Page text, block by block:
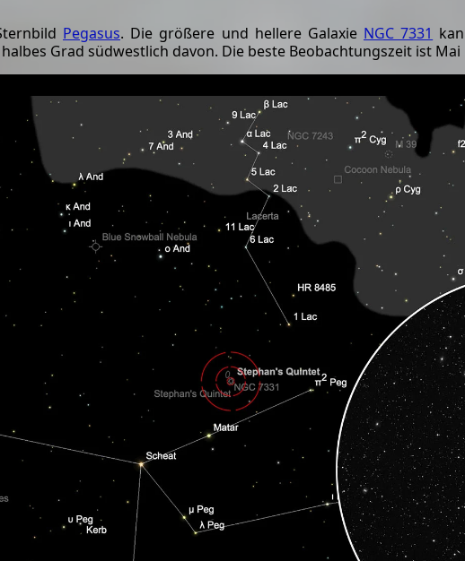
Pegasus. Die größere und hellere Galaxie NGC 7331
Grad südwestlich davon. Die beste Beobachtungszeit ist Mai